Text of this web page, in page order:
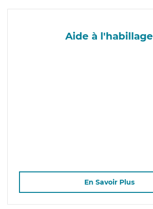
Aide à l'habillage
En Savoir Plus